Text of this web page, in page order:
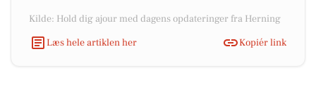
Kilde: Hold dig ajour med dagens opdateringer fra Herning
Læs hele artiklen her
Kopiér link